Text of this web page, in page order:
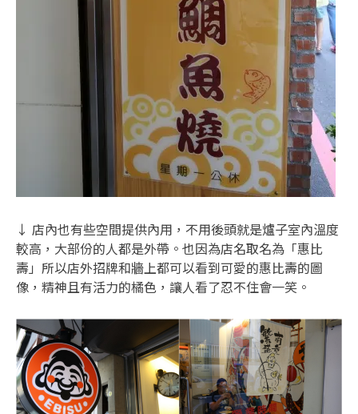
↓ 店內也有些空間提供內用，不用後頭就是爐子室內溫度
較高，大部份的人都是外帶。也因為店名取名為「惠比
壽」所以店外招牌和牆上都可以看到可愛的惠比壽的圖
像，精神且有活力的橘色，讓人看了忍不住會一笑。